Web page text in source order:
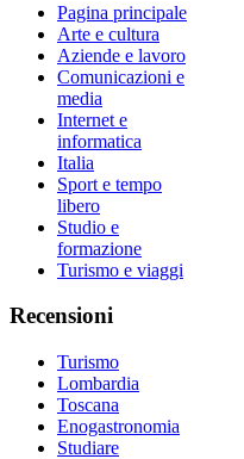
Pagina principale
Arte e cultura
Aziende e lavoro
Comunicazioni e
media
Internet e
informatica
Italia
Sport e tempo
libero
Studio e
formazione
Turismo e viaggi
Recensioni
Turismo
Lombardia
Toscana
Enogastronomia
Studiare